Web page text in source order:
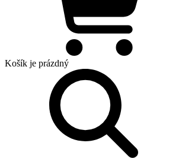
Košík je prázdný